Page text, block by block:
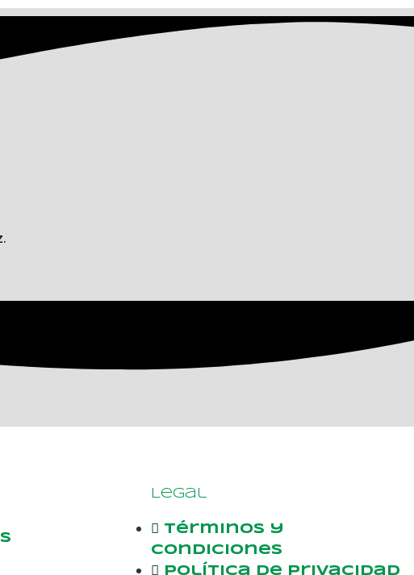
Legal
Términos y
condiciones
Política de privacidad